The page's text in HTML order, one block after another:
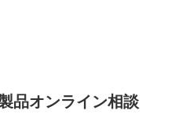
品オンライン相談